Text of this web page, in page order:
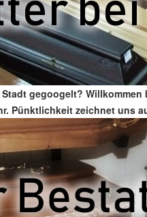
gegoogelt?
Pünktlichkeit zeichnet uns